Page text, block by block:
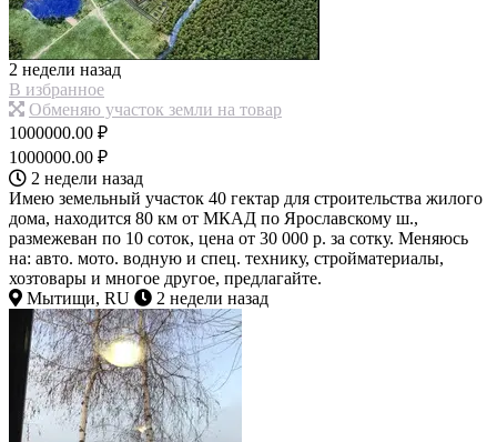
2 недели назад
В избранное
Обменяю участок земли на товар
1000000.00 ₽
1000000.00 ₽
2 недели назад
Имею земельный участок 40 гектар для строительства жилого
дома, находится 80 км от МКАД по Ярославскому ш.,
размежеван по 10 соток, цена от 30 000 р. за сотку. Меняюсь
на: авто. мото. водную и спец. технику, стройматериалы,
хозтовары и многое другое, предлагайте.
Мытищи, RU
2 недели назад